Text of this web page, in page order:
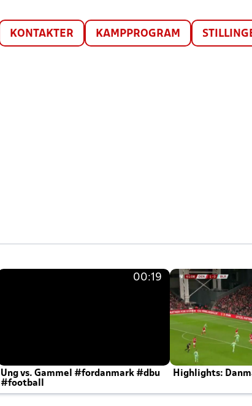
KONTAKTER KAMPPROGRAM
00:19
Ung vs. Gammel #fordanmark #dbu
#football
Highlights: